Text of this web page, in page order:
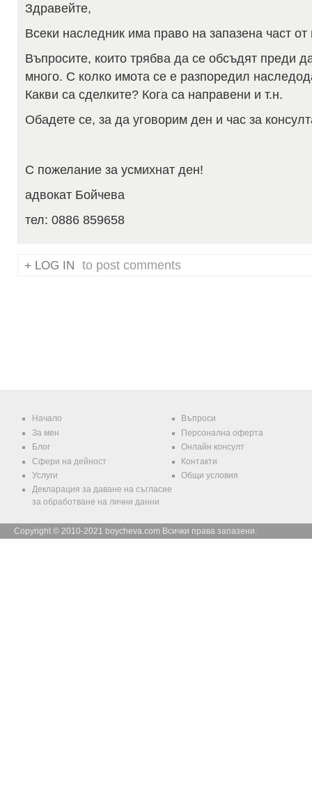
Здравейте,
Всеки наследник има право на запазена част от
Въпросите, които трябва да се обсъдят преди
много. С колко имота се е разпоредил
Какви са сделките? Кога са направени и т.н.
Обадете се, за да уговорим ден и час за
С пожелание за усмихнат ден!
адвокат Бойчева
тел: 0886 859658
LOG IN to post comments
Начало
Въпроси
За мен
Персонална оферта
Блог
Онлайн консулт
Сфери на дейност
Контакти
Услуги
Общи условия
Декларация за даване на съгласие
за обработване на лични данни
Copyright © 2010-2021 boycheva.com Всички права запазени.